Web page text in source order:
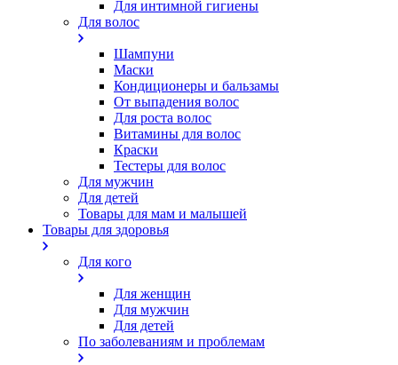
Для интимной гигиены
Для волос
Шампуни
Маски
Кондиционеры и бальзамы
От выпадения волос
Для роста волос
Витамины для волос
Краски
Тестеры для волос
Для мужчин
Для детей
Товары для мам и малышей
Товары для здоровья
Для кого
Для женщин
Для мужчин
Для детей
По заболеваниям и проблемам